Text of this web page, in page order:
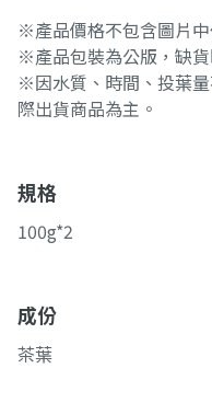
※產品價格不包含圖片中
※產品包裝為公版，缺
※因水質、時間、投葉
際出貨商品為主。
規格
100g*2
成份
茶葉